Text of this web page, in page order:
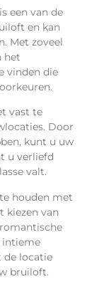
een van de
en kan
Met zoveel
het
vinden die
vast te
Door
kunt u uw
u verliefd
valt.
houden met
kiezen van
intieme
de locatie
bruiloft.